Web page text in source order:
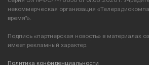
некоммерческая организация
время"».
Подпись «партнерская новость» в материалах
имеет рекламный характер.
Политика конфиденциальности